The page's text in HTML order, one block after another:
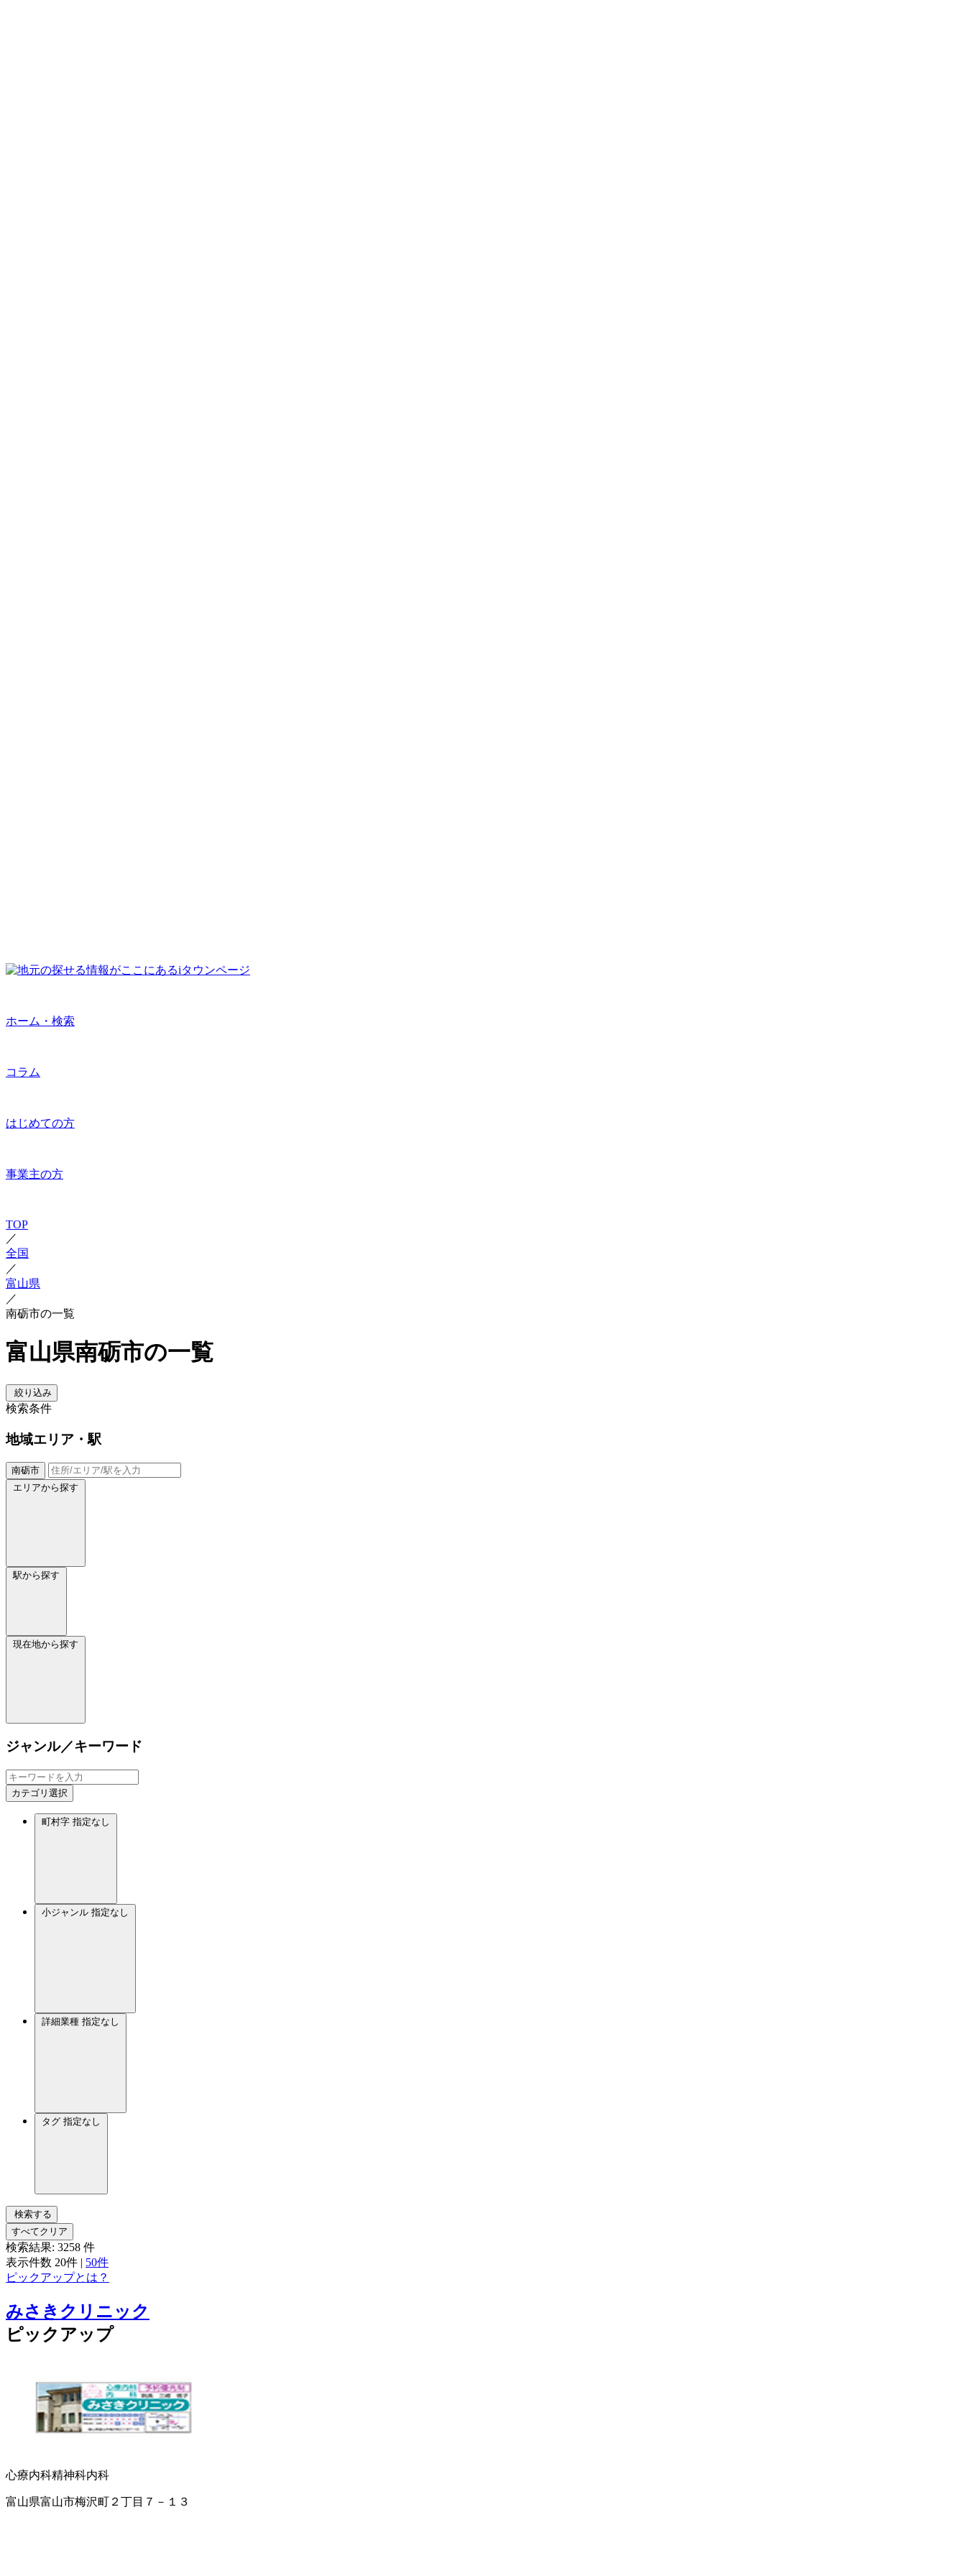
ホーム・検索
コラム
はじめての方
事業主の方
TOP
／
全国
／
富山県
／
南砺市の一覧
富山県南砺市の一覧
絞り込み
検索条件
地域エリア・駅
南砺市
エリアから探す
駅から探す
現在地から探す
ジャンル／キーワード
カテゴリ選択
町村字 指定なし
小ジャンル 指定なし
詳細業種 指定なし
タグ 指定なし
検索する
すべてクリア
検索結果: 3258 件
表示件数 20件 | 50件
ピックアップとは？
みさきクリニック
ピックアップ
心療内科精神科内科
富山県富山市梅沢町２丁目７－１３